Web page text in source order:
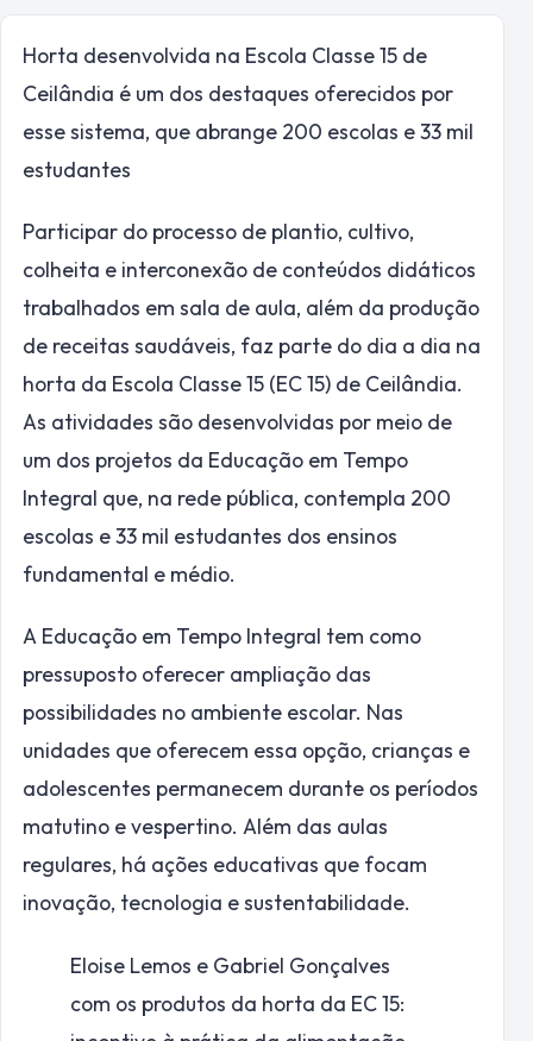
Horta desenvolvida na Escola Classe 15 de
Ceilândia é um dos destaques oferecidos por
esse sistema, que abrange 200 escolas e 33 mil
estudantes
Participar do processo de plantio, cultivo,
colheita e interconexão de conteúdos didáticos
trabalhados em sala de aula, além da produção
de receitas saudáveis, faz parte do dia a dia na
horta da Escola Classe 15 (EC 15) de Ceilândia.
As atividades são desenvolvidas por meio de
um dos projetos da Educação em Tempo
Integral que, na rede pública, contempla 200
escolas e 33 mil estudantes dos ensinos
fundamental e médio.
A Educação em Tempo Integral tem como
pressuposto oferecer ampliação das
possibilidades no ambiente escolar. Nas
unidades que oferecem essa opção, crianças e
adolescentes permanecem durante os períodos
matutino e vespertino. Além das aulas
regulares, há ações educativas que focam
inovação, tecnologia e sustentabilidade.
Eloise Lemos e Gabriel Gonçalves
com os produtos da horta da EC 15: